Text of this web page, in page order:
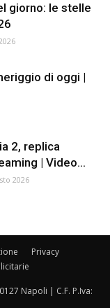
giorno: le stelle
di oggi |
2, replica
| Video...
2026
Privacy
Napoli | C.F. P.Iva: